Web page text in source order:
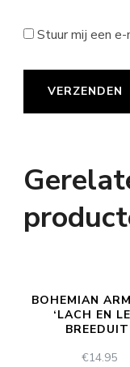
Stuur mij een
BOHEMIAN
‘LACH EN
€14.95